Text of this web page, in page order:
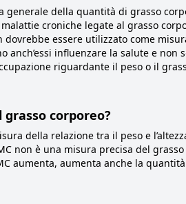
generale della quantità di grasso
croniche legate al grasso
essere utilizzato come
anch’essi influenzare la salute e
riguardante il peso o il
grasso corporeo?
della relazione tra il peso e
non è una misura precisa del
aumenta, aumenta anche la